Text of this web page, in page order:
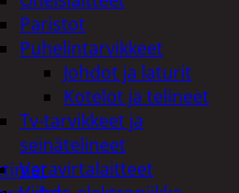
Paristot
Puhelintarvikkeet
Johdot ja laturit
Kotelot ja telineet
Tv-tarvikkeet ja
seinätelineet
Varavirtalaitteet